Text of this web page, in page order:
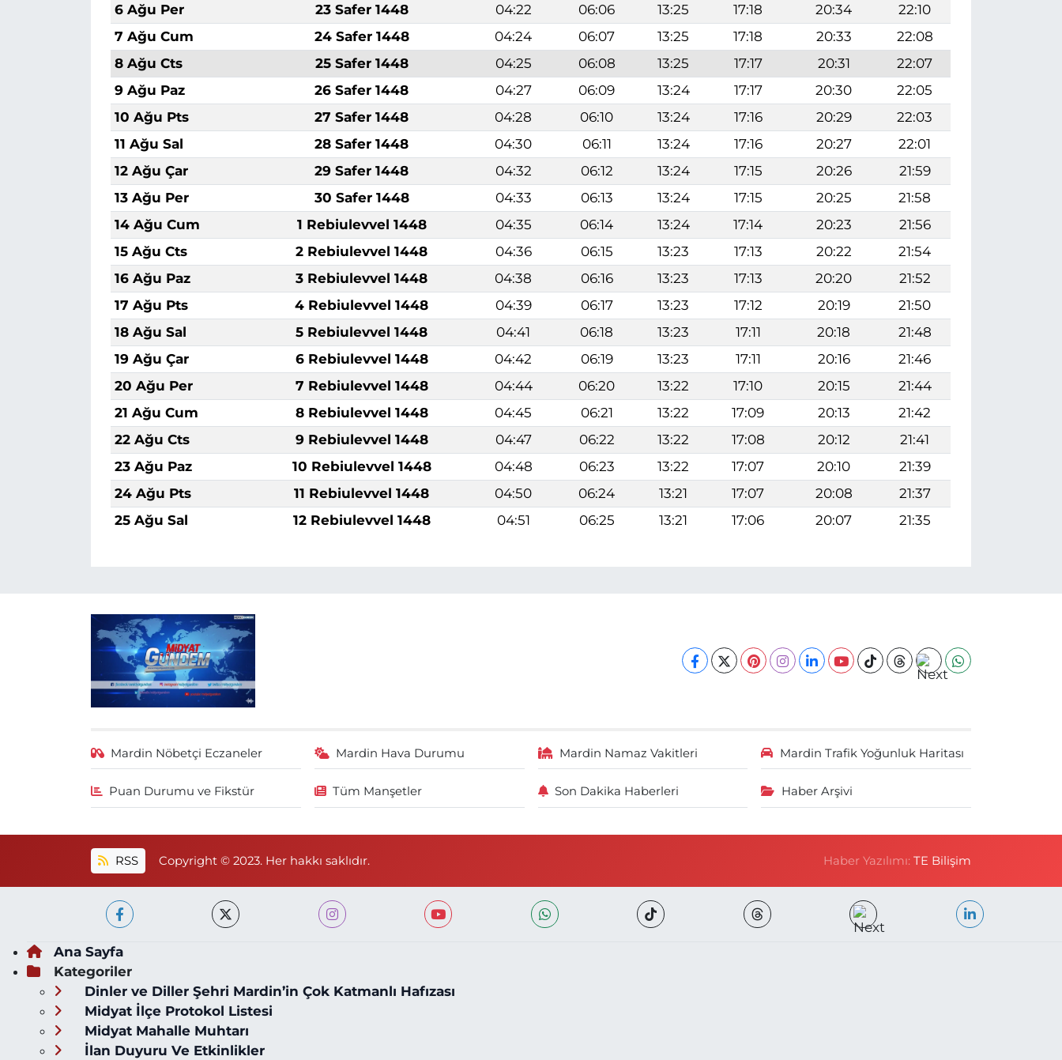
6 Ağu Per
23 Safer 1448 04:22 06:06 13:25 17:18 20:34
22:10
7 Ağu Cum
24 Safer 1448 04:24 06:07 13:25 17:18 20:33
22:08
8 Ağu Cts
25 Safer 1448 04:25 06:08 13:25 17:17 20:31
22:07
9 Ağu Paz
26 Safer 1448 04:27 06:09 13:24 17:17 20:30
22:05
10 Ağu Pts
27 Safer 1448 04:28 06:10 13:24 17:16 20:29
22:03
11 Ağu Sal
28 Safer 1448 04:30 06:11 13:24 17:16 20:27
22:01
12 Ağu Çar
29 Safer 1448 04:32 06:12 13:24 17:15 20:26
21:59
13 Ağu Per
30 Safer 1448 04:33 06:13 13:24 17:15 20:25
21:58
14 Ağu Cum
1 Rebiulevvel 1448 04:35 06:14 13:24 17:14 20:23
21:56
15 Ağu Cts
2 Rebiulevvel 1448 04:36 06:15 13:23 17:13 20:22
21:54
16 Ağu Paz
3 Rebiulevvel 1448 04:38 06:16 13:23 17:13 20:20
21:52
17 Ağu Pts
4 Rebiulevvel 1448 04:39 06:17 13:23 17:12 20:19
21:50
18 Ağu Sal
5 Rebiulevvel 1448 04:41 06:18 13:23 17:11 20:18
21:48
19 Ağu Çar
6 Rebiulevvel 1448 04:42 06:19 13:23 17:11 20:16
21:46
20 Ağu Per
7 Rebiulevvel 1448 04:44 06:20 13:22 17:10 20:15
21:44
21 Ağu Cum
8 Rebiulevvel 1448 04:45 06:21 13:22 17:09 20:13
21:42
22 Ağu Cts
9 Rebiulevvel 1448 04:47 06:22 13:22 17:08 20:12
21:41
23 Ağu Paz
10 Rebiulevvel 1448 04:48 06:23 13:22 17:07 20:10
21:39
24 Ağu Pts
11 Rebiulevvel 1448 04:50 06:24 13:21 17:07 20:08
21:37
25 Ağu Sal
12 Rebiulevvel 1448 04:51 06:25 13:21 17:06 20:07 21:35
Mardin Nöbetçi Eczaneler Mardin Hava Durumu Mardin Namaz Vakitleri Mardin Trafik Yoğunluk Haritası
Puan Durumu ve Fikstür Tüm Manşetler Son Dakika Haberleri Haber Arşivi
RSS Copyright © 2023. Her hakkı saklıdır. Haber Yazılımı:TE Bilişim
Ana Sayfa
Kategoriler
Dinler ve Diller Şehri Mardin’in Çok Katmanlı Hafızası
Midyat İlçe Protokol Listesi
Midyat Mahalle Muhtarı
İlan Duyuru Ve Etkinlikler